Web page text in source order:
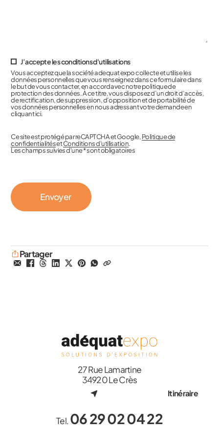
J’accepte les conditions d'utilisations
Vous acceptez que la société adequat expo collecte et utilise les
données personnelles que vous renseignez dans ce formulaire dans
le but de vous contacter, en accord avec notre politique de
protection des données. À ce titre, vous disposez d’un droit d’accès,
de rectification, de suppression, d’opposition et de portabilité de
vos données personnelles en nous adressant votre demande en
cliquant ici.
Ce site est protégé par reCAPTCHA et Google,Politique de
confidentialitésetConditions d'utilisation.
Les champs suivies d'une * sont obligatoires
Partager
27 Rue Lamartine
34920 Le Crès
Itinéraire
Tel.06 29 02 04 22